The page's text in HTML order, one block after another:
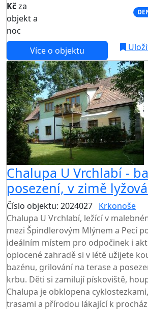
Kčza
objekt a
noc
Více o objektu
Chalupa U Vrchlabí -
posezení, v zimě
Číslo objektu: 2024027 Krkonoše
Chalupa U Vrchlabí, ležící v
mezi Špindlerovým Mlýnem a Pecí
ideálním místem pro odpočinek i
oplocené zahradě si v létě užijete
bazénu, grilování na terase a
krbu. Děti si zamilují pískoviště,
Chalupa je obklopena
trasami a přírodou lákající k